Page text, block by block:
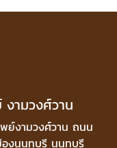
งามวงศ์วาน
ย์งามวงศ์วาน ถนน
องนนทบุรี นนทบุรี